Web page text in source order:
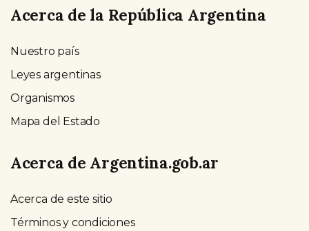
Acerca de la República Argentina
Nuestro país
Leyes argentinas
Organismos
Mapa del Estado
Acerca de Argentina.gob.ar
Acerca de este sitio
Términos y condiciones